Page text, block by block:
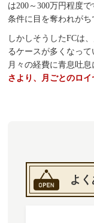
は200～300万円程度
条件に目を奪われがち
しかしそうしたFCは
るケースが多くなっ
月々の経費に青息吐
さより、月ごとのロ
よ